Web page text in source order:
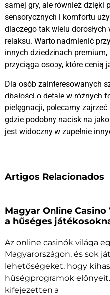
samej gry, ale również dzięki
sensorycznych i komfortu
dlaczego tak wielu dorosłych
relaksu. Warto nadmienić
innych dziedzinach premium,
przyciąga osoby, które cenią
Dla osób zainteresowanych
dbałości o detale w różnych
pielęgnacji, polecamy zajrzeć
gdzie podobny nacisk na
jest widoczny w zupełnie
Artigos Relacionados
Magyar Online
a hűséges
Az online casinók világa
Magyarországon, és sok
lehetőségeket, hogy
hűségprogramok
kifejezetten a